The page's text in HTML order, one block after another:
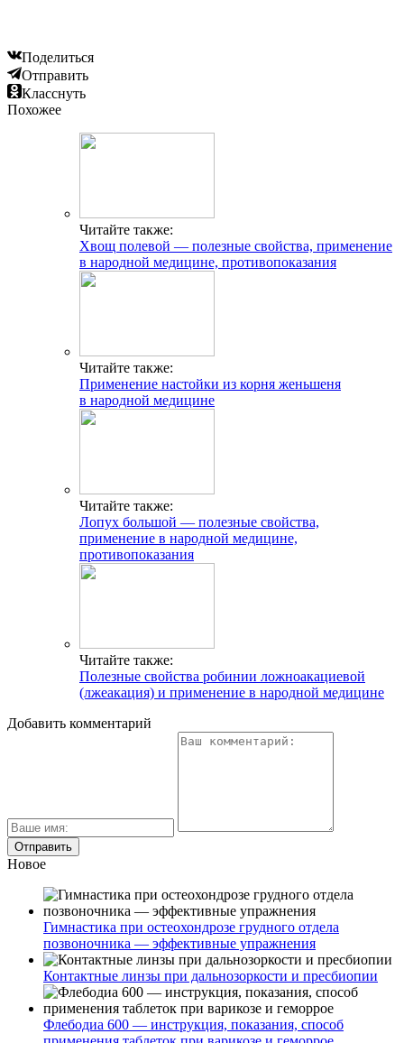
Поделиться
Отправить
Класснуть
Похожее
Читайте также:
Хвощ полевой — полезные свойства, применение
в народной медицине, противопоказания
Читайте также:
Применение настойки из корня женьшеня
в народной медицине
Читайте также:
Лопух большой — полезные свойства,
применение в народной медицине,
противопоказания
Читайте также:
Полезные свойства робинии ложноакациевой
(лжеакация) и применение в народной медицине
Добавить комментарий
Новое
Гимнастика при остеохондрозе грудного отдела
позвоночника — эффективные упражнения
Контактные линзы при дальнозоркости и пресбиопии
Флебодиа 600 — инструкция, показания, способ